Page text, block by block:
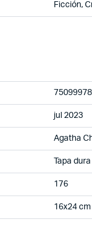
Ficción,
jul 2023
Agatha
Tapa dura
176
16x24 cm